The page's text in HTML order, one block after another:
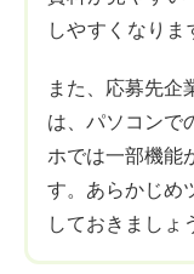
しやすくなりま
また、応募先企
は、パソコンで
ホでは一部機能
す。あらかじめ
しておきましょ